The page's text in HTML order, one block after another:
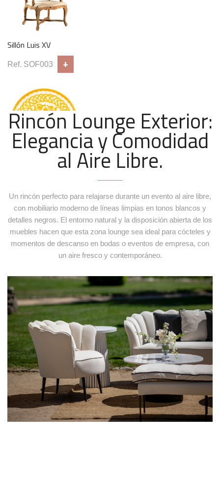
Sillón Luis XV
Ref. SOF003 +
Bajoplato Granada amarillo
Mesa forja Miso
Ref. MAB145 +
Servilleta Mimosa
Rincón Lounge Exterior:
Elegancia y Comodidad
al Aire Libre.
Un rincón perfecto para relajarse durante un evento al aire libre,
con mobiliario moderno de líneas limpias en tonos blancos y
detalles negros. El entorno natural y la disposición abierta de los
muebles hacen que esta zona lounge sea ideal para cócteles y
momentos de descanso en bodas o eventos de empresa, con
un aire fresco y contemporáneo.